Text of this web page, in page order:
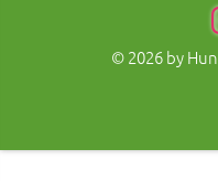
© 2026 by